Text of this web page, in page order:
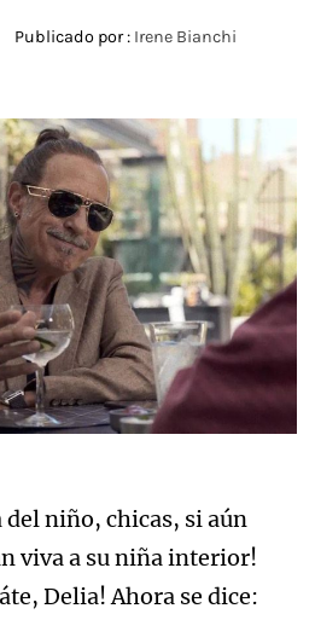
Publicado por : Irene Bianchi
del niño, chicas, si aún
viva a su niña interior!
Delia! Ahora se dice: